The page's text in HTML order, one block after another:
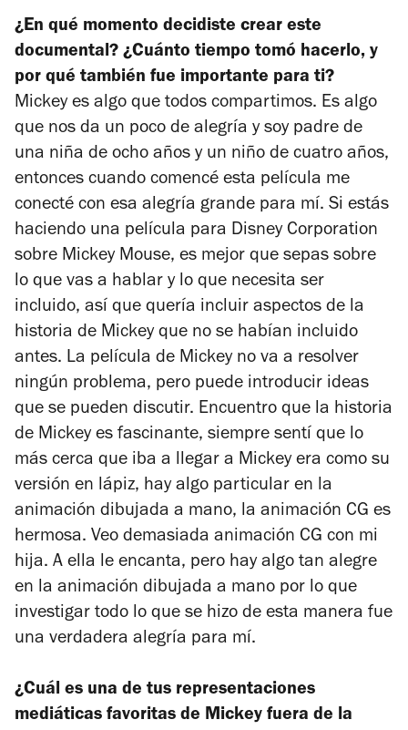
¿En qué momento decidiste crear este
documental? ¿Cuánto tiempo tomó hacerlo, y
por qué también fue importante para ti?
Mickey es algo que todos compartimos. Es algo
que nos da un poco de alegría y soy padre de
una niña de ocho años y un niño de cuatro años,
entonces cuando comencé esta película me
conecté con esa alegría grande para mí. Si estás
haciendo una película para Disney Corporation
sobre Mickey Mouse, es mejor que sepas sobre
lo que vas a hablar y lo que necesita ser
incluido, así que quería incluir aspectos de la
historia de Mickey que no se habían incluido
antes. La película de Mickey no va a resolver
ningún problema, pero puede introducir ideas
que se pueden discutir. Encuentro que la historia
de Mickey es fascinante, siempre sentí que lo
más cerca que iba a llegar a Mickey era como su
versión en lápiz, hay algo particular en la
animación dibujada a mano, la animación CG es
hermosa. Veo demasiada animación CG con mi
hija. A ella le encanta, pero hay algo tan alegre
en la animación dibujada a mano por lo que
investigar todo lo que se hizo de esta manera fue
una verdadera alegría para mí.
¿Cuál es una de tus representaciones
mediáticas favoritas de Mickey fuera de la